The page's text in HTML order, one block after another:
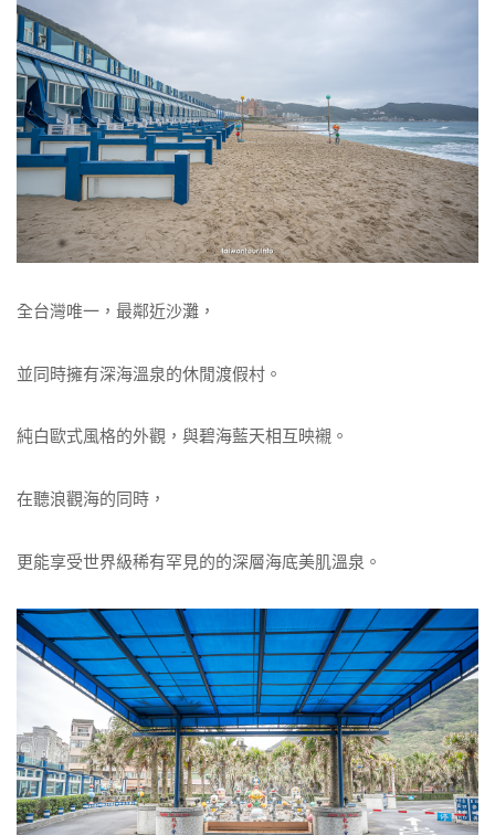
全台灣唯一，最鄰近沙灘，
並同時擁有深海溫泉的休閒渡假村。
純白歐式風格的外觀，與碧海藍天相互映襯。
在聽浪觀海的同時，
更能享受世界級稀有罕見的的深層海底美肌溫泉。